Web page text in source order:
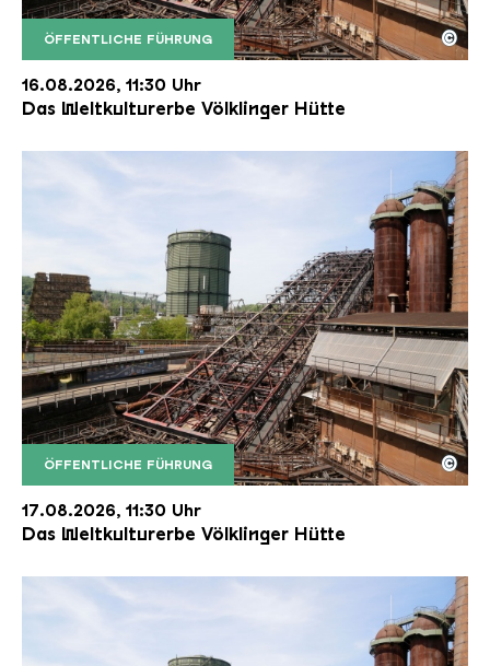
ÖFFENTLICHE FÜHRUNG
Der Erzschrägaufzug der Völklinger Hütte mit
Copyright: Weltkulturerbe Völklinger Hütte | Karl
©
16.08.2026, 11:30 Uhr
Das Weltkulturerbe Völklinger Hütte
ÖFFENTLICHE FÜHRUNG
Der Erzschrägaufzug der Völklinger Hütte mit
Copyright: Weltkulturerbe Völklinger Hütte | Karl
©
17.08.2026, 11:30 Uhr
Das Weltkulturerbe Völklinger Hütte